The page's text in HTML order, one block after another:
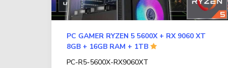
PC GAMER RYZEN 5 5600X + RX 9060 XT
8GB + 16GB RAM + 1TB
PC-R5-5600X-RX9060XT